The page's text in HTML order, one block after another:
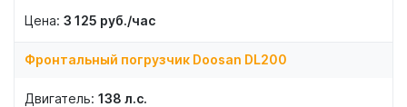
3 125 руб./час
Фронтальный погрузчик Doosan DL200
138 л.с.